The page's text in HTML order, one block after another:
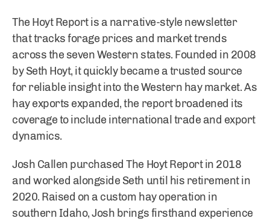
The Hoyt Report is a narrative-style newsletter
that tracks forage prices and market trends
across the seven Western states. Founded in 2008
by Seth Hoyt, it quickly became a trusted source
for reliable insight into the Western hay market. As
hay exports expanded, the report broadened its
coverage to include international trade and export
dynamics.
Josh Callen purchased The Hoyt Report in 2018
and worked alongside Seth until his retirement in
2020. Raised on a custom hay operation in
southern Idaho, Josh brings firsthand experience